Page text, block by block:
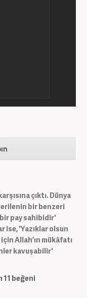
çıktı. Dünya
bir benzeri
bir pay sahibidir'
ise, 'Yazıklar olsun
Allah’ın mükâfatı
kavuşabilir'
11 beğeni